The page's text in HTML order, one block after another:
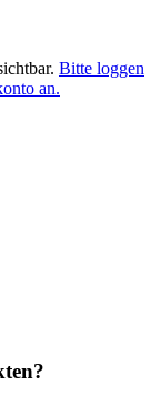
Bitte loggen
an.